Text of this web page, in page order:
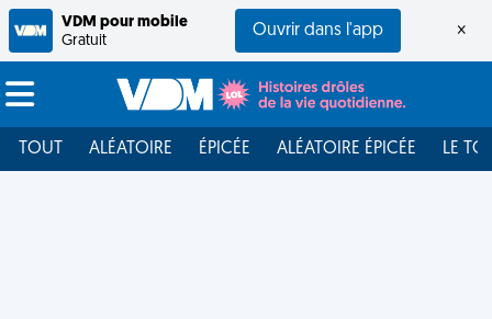
VDM pour mobile
Gratuit
Ouvrir dans l'app ×
TOUT ALÉATOIRE ÉPICÉE ALÉATOIRE ÉPICÉE LE